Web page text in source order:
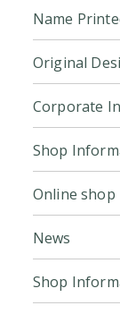
Name
Original
Corporate
Shop
Online shop
News
Shop